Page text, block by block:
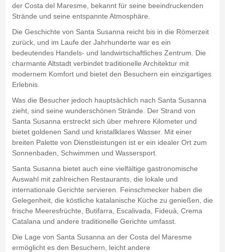
der Costa del Maresme, bekannt für seine beeindruckenden
Strände und seine entspannte Atmosphäre.
Die Geschichte von Santa Susanna reicht bis in die Römerzeit
zurück, und im Laufe der Jahrhunderte war es ein
bedeutendes Handels- und landwirtschaftliches Zentrum. Die
charmante Altstadt verbindet traditionelle Architektur mit
modernem Komfort und bietet den Besuchern ein einzigartiges
Erlebnis.
Was die Besucher jedoch hauptsächlich nach Santa Susanna
zieht, sind seine wunderschönen Strände. Der Strand von
Santa Susanna erstreckt sich über mehrere Kilometer und
bietet goldenen Sand und kristallklares Wasser. Mit einer
breiten Palette von Dienstleistungen ist er ein idealer Ort zum
Sonnenbaden, Schwimmen und Wassersport.
Santa Susanna bietet auch eine vielfältige gastronomische
Auswahl mit zahlreichen Restaurants, die lokale und
internationale Gerichte servieren. Feinschmecker haben die
Gelegenheit, die köstliche katalanische Küche zu genießen, die
frische Meeresfrüchte, Butifarra, Escalivada, Fideuà, Crema
Catalana und andere traditionelle Gerichte umfasst.
Die Lage von Santa Susanna an der Costa del Maresme
ermöglicht es den Besuchern, leicht andere